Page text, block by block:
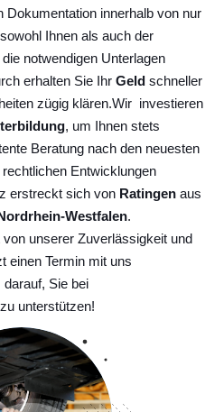
Dokumentation innerhalb von nur
Ihnen als auch der
notwendigen Unterlagen
erhalten Sie Ihr Geld schneller
zügig klären.Wir investieren
, um Ihnen stets
Beratung nach den neuesten
Entwicklungen
erstreckt sich von Ratingen aus
Westfalen.
unserer Zuverlässigkeit und
einen Termin mit uns
Sie bei
zu unterstützen!